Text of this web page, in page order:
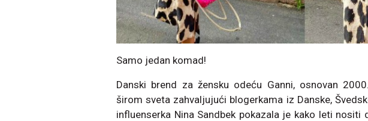
Samo jedan komad!
Danski brend za žensku odeću Ganni, osnovan
širom sveta zahvaljujući blogerkama iz Danske,
influenserka Nina Sandbek pokazala je kako leti nositi